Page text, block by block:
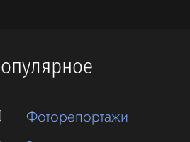
Фоторепортажи